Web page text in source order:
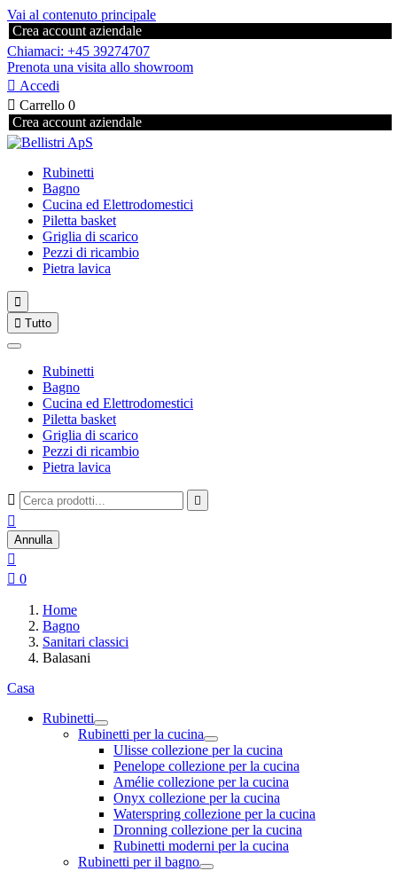
Vai al contenuto principale
Crea account aziendale
Chiamaci: +45 39274707
Prenota una visita allo showroom
 Accedi
 Carrello 0
Crea account aziendale
Rubinetti
Bagno
Cucina ed Elettrodomestici
Piletta basket
Griglia di scarico
Pezzi di ricambio
Pietra lavica

 Tutto
Rubinetti
Bagno
Cucina ed Elettrodomestici
Piletta basket
Griglia di scarico
Pezzi di ricambio
Pietra lavica
 

Annulla

 0
Home
Bagno
Sanitari classici
Balasani
Casa
Rubinetti
Rubinetti per la cucina
Ulisse collezione per la cucina
Penelope collezione per la cucina
Amélie collezione per la cucina
Onyx collezione per la cucina
Waterspring collezione per la cucina
Dronning collezione per la cucina
Rubinetti moderni per la cucina
Rubinetti per il bagno